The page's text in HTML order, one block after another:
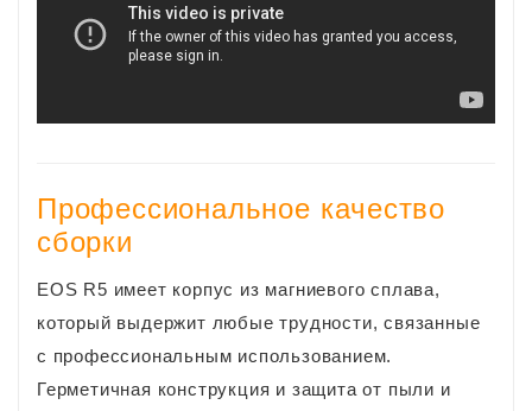
Профессиональное качество
сборки
EOS R5 имеет корпус из магниевого сплава,
который выдержит любые трудности, связанные
с профессиональным использованием.
Герметичная конструкция и защита от пыли и